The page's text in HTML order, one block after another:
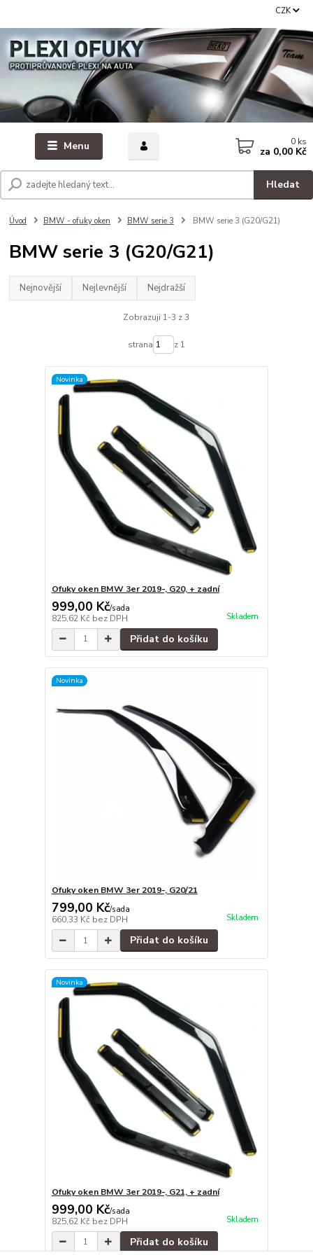
Menu
CZK
Hledat
0 ks
za 0,00 Kč
Úvod BMW - ofuky oken BMW serie 3 BMW serie 3 (G20/G21)
BMW serie 3 (G20/G21)
Nejnovější Nejlevnější Nejdražší
Zobrazuji 1-3 z 3
strana z 1
Novinka
Ofuky oken BMW 3er 2019-, G20, + zadní
999,00 Kč/sada
825,62 Kč bez DPH Skladem
Přidat do košíku
Novinka
Ofuky oken BMW 3er 2019-, G20/21
799,00 Kč/sada
660,33 Kč bez DPH Skladem
Přidat do košíku
Novinka
Ofuky oken BMW 3er 2019-, G21, + zadní
999,00 Kč/sada
825,62 Kč bez DPH Skladem
Přidat do košíku